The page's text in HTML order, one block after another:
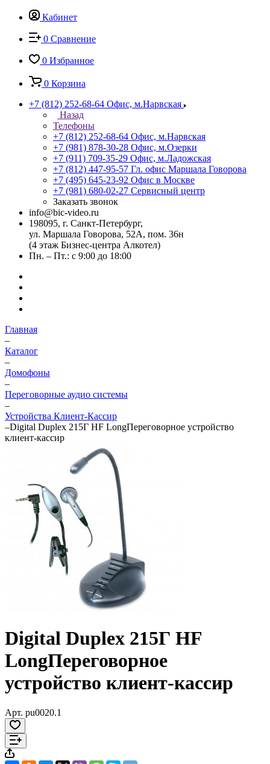
Кабинет
0 Сравнение
0 Избранное
0 Корзина
+7 (812) 252-68-64 Офис, м.Нарвская
Назад
Телефоны
+7 (812) 252-68-64 Офис, м.Нарвская
+7 (981) 878-30-28 Офис, м.Озерки
+7 (911) 709-35-29 Офис, м.Ладожская
+7 (812) 447-95-57 Гл. офис Маршала Говорова
+7 (495) 645-23-92 Офис в Москве
+7 (981) 680-02-27 Сервисный центр
Заказать звонок
info@bic-video.ru
198095, г. Санкт-Петербург,
ул. Маршала Говорова, 52А, пом. 36н
(4 этаж Бизнес-центра Алкотел)
Пн. – Пт.: с 9:00 до 18:00
Главная
–
Каталог
–
Домофоны
–
Переговорные аудио системы
–
Устройства Клиент-Кассир
–Digital Duplex 215Г HF LongПереговорное устройство
клиент-кассир
Digital Duplex 215Г HF
LongПереговорное
устройство клиент-кассир
Арт. pu0020.1